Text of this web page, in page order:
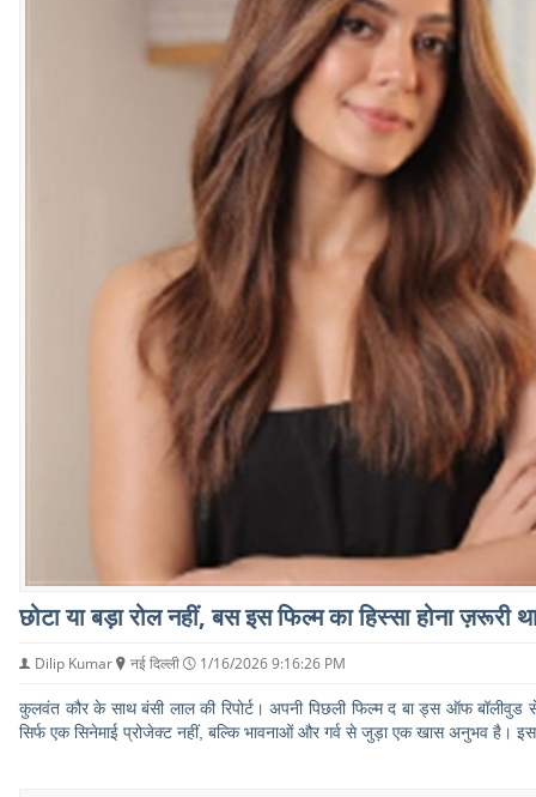
छोटा या बड़ा रोल नहीं, बस इस फिल्म का हिस्सा होना ज़रूरी
Dilip Kumar नई दिल्ली 1/16/2026 9:16:26 PM
कुलवंत कौर के साथ बंसी लाल की रिपोर्ट। अपनी पिछली फिल्म द बा ड्स ऑफ
सिर्फ एक सिनेमाई प्रोजेक्ट नहीं, बल्कि भावनाओं और गर्व से जुड़ा एक खास अनुभव है।